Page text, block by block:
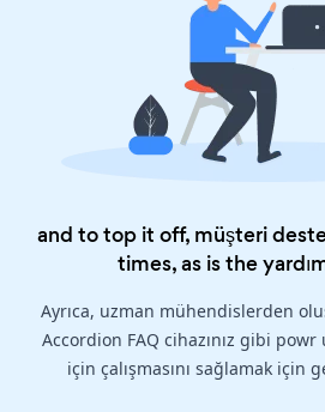
and to top it off, müşteri
times, as is the
Ayrıca, uzman mühendislerden
Accordion FAQ cihazınız gibi
için çalışmasını sağlamak için